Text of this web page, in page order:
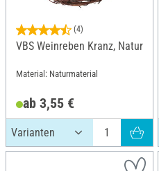
(4)
VBS Weinreben Kranz, Natur
Material: Naturmaterial
ab 3,55 €